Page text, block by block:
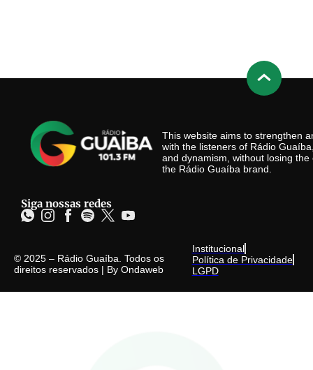
This website aims to strengthen
with the listeners of Rádio
and dynamism, without losing
the Rádio Guaíba brand.
Siga nossas redes
© 2025 – Rádio Guaíba. Todos os
direitos reservados | By Ondaweb
Institucional
Política de Privacidade
LGPD